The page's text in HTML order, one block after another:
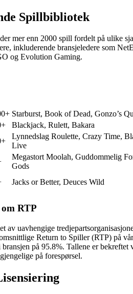
Spillbibliotek
mer enn 2000 spill fordelt på ulike
inkluderende bransjeledere som
og Evolution Gaming.
Starburst, Book of Dead, Gonzo’s
Blackjack, Rulett, Bakara
Lynnedslag Roulette, Crazy Time,
Live
Megastort Moolah, Guddommelig
Gods
Jacks or Better, Deuces Wild
RTP
av uavhengige
Return to Spiller (RTP) på
på 95.8%. Tallene er bekreftet
på forespørsel.